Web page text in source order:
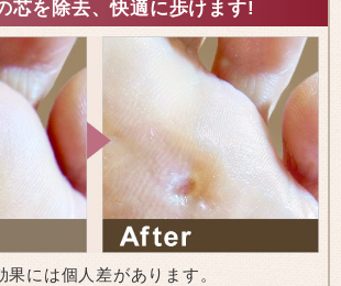
芯を除去、快適に歩けます!
には個人差があります。